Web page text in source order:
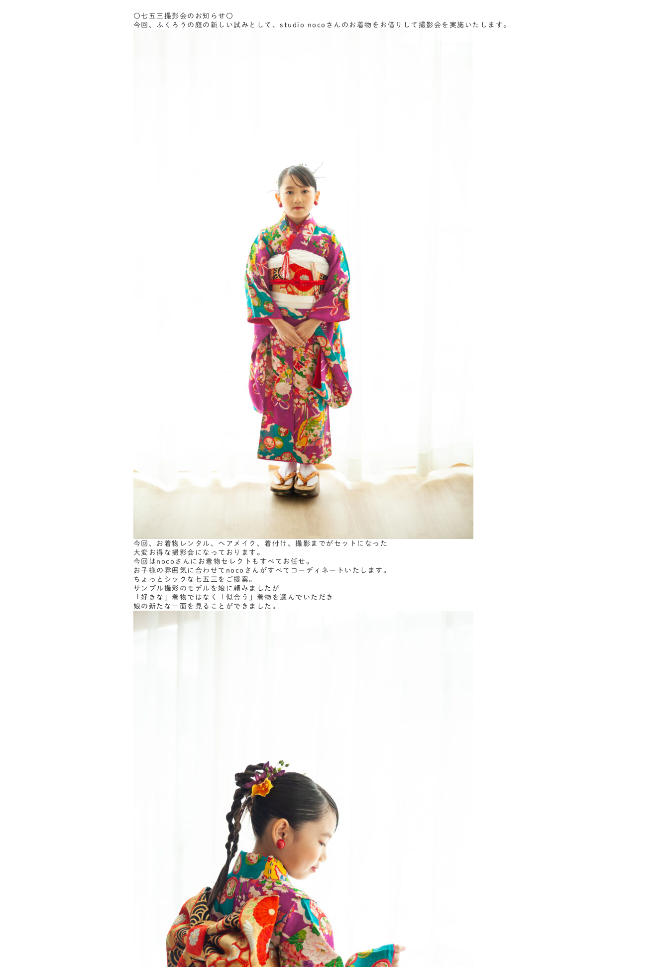
〇七五三撮影会のお知らせ〇
今回、ふくろうの庭の新しい試みとして、studio nocoさんのお着物をお借りして撮影会を実施いたします。
今回、お着物レンタル、ヘアメイク、着付け、撮影までがセットになった
大変お得な撮影会になっております。
今回はnocoさんにお着物セレクトもすべてお任せ。
お子様の雰囲気に合わせてnocoさんがすべてコーディネートいたします。
ちょっとシックな七五三をご提案。
サンプル撮影のモデルを娘に頼みましたが
「好きな」着物ではなく「似合う」着物を選んでいただき
娘の新たな一面を見ることができました。